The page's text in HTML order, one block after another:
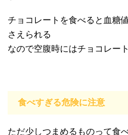
チョコレートを食べると血糖
さえられる
なので空腹時にはチョコレー
食べすぎる危険に注意
ただ少しつまめるものって食